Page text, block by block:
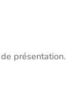
présentation.